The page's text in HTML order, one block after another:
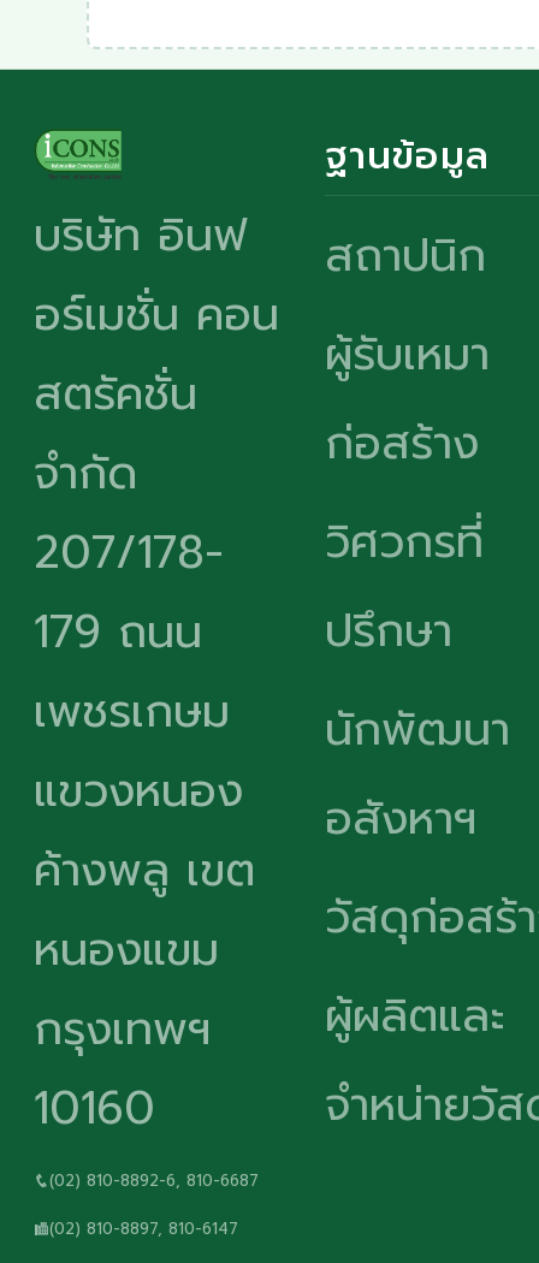
บริษัท อินฟ
อร์เมชั่น คอน
สตรัคชั่น
จำกัด
207/178-
179 ถนน
เพชรเกษม
แขวงหนอง
ค้างพลู เขต
หนองแขม
กรุงเทพฯ
10160
(02) 810-8892-6, 810-6687
(02) 810-8897, 810-6147
ฐานข้อมูล
สถาปนิก
ผู้รับเหมา
ก่อสร้าง
วิศวกรที่
ปรึกษา
นักพัฒนา
อสังหาฯ
วัสดุก่อสร้
ผู้ผลิตและ
จำหน่ายวั